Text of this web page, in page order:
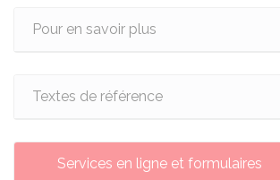
Pour en savoir plus
Textes de référence
Services en ligne et formulaires